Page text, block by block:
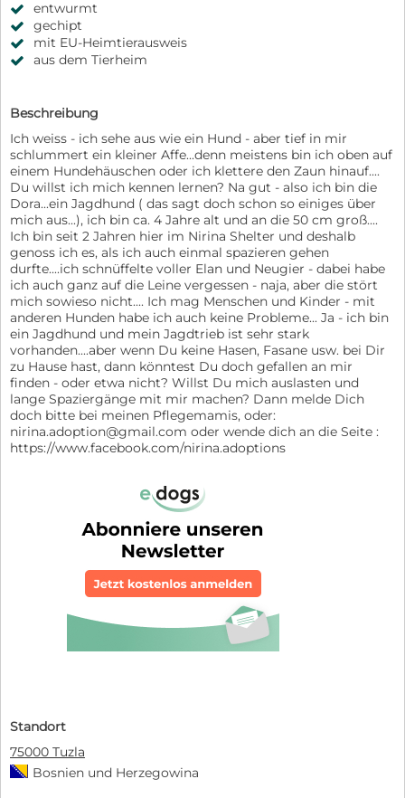
entwurmt
gechipt
mit EU-Heimtierausweis
aus dem Tierheim
Beschreibung
Ich weiss - ich sehe aus wie ein Hund - aber tief in mir
schlummert ein kleiner Affe...denn meistens bin ich oben auf
einem Hundehäuschen oder ich klettere den Zaun hinauf....
Du willst ich mich kennen lernen? Na gut - also ich bin die
Dora...ein Jagdhund ( das sagt doch schon so einiges über
mich aus...), ich bin ca. 4 Jahre alt und an die 50 cm groß....
Ich bin seit 2 Jahren hier im Nirina Shelter und deshalb
genoss ich es, als ich auch einmal spazieren gehen
durfte....ich schnüffelte voller Elan und Neugier - dabei habe
ich auch ganz auf die Leine vergessen - naja, aber die stört
mich sowieso nicht.... Ich mag Menschen und Kinder - mit
anderen Hunden habe ich auch keine Probleme... Ja - ich bin
ein Jagdhund und mein Jagdtrieb ist sehr stark
vorhanden....aber wenn Du keine Hasen, Fasane usw. bei Dir
zu Hause hast, dann könntest Du doch gefallen an mir
finden - oder etwa nicht? Willst Du mich auslasten und
lange Spaziergänge mit mir machen? Dann melde Dich
doch bitte bei meinen Pflegemamis, oder:
nirina.adoption@gmail.com oder wende dich an die Seite :
https://www.facebook.com/nirina.adoptions
Standort
75000 Tuzla
Bosnien und Herzegowina